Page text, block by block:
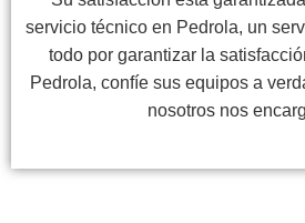
servicio técnico en Pedrola, un
todo por garantizar la
Pedrola, confíe sus equipos a
nosotros nos